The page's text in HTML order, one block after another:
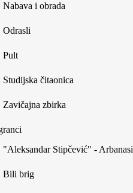
Nabava i obrada
Odrasli
Pult
Studijska čitaonica
Zavičajna zbirka
"Aleksandar Stipčević" - Arbanasi
Bili brig